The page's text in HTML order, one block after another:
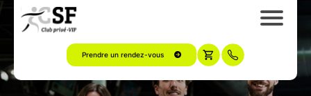
Prendre un rendez-vous